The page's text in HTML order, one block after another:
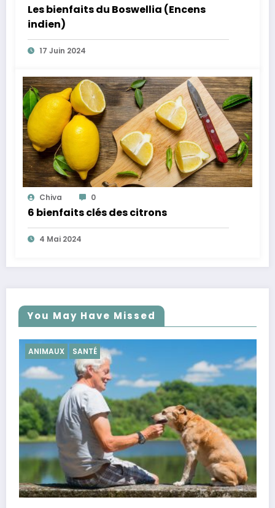
Les bienfaits du Boswellia (Encens
indien)
17 Juin 2024
Chiva 0
6 bienfaits clés des citrons
4 Mai 2024
You May Have Missed
SANTÉ